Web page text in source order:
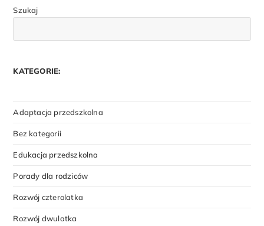
Szukaj
KATEGORIE:
Adaptacja przedszkolna
Bez kategorii
Edukacja przedszkolna
Porady dla rodziców
Rozwój czterolatka
Rozwój dwulatka